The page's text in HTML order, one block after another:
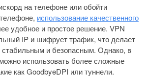
на телефоне или обойти
использование качественного
удобное и простое решение. VPN
IP и шифрует трафик, что делает
стабильным и безопасным. Однако, в
использовать более сложные
как GoodbyeDPI или туннели.